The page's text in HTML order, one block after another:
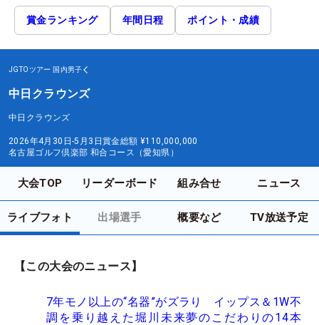
賞金ランキング 年間日程 ポイント・成績
JGTOツアー 国内男子
中日クラウンズ
中日クラウンズ
2026年4月30日-5月3日賞金総額 ¥110,000,000
名古屋ゴルフ倶楽部 和合コース（愛知県）
大会TOP リーダーボード 組み合せ ニュース
ライブフォト 出場選手 概要など TV放送予定
【この大会のニュース】
7年モノ以上の“名器”がズラり イップス＆1W不
調を乗り越えた堀川未来夢のこだわりの14本